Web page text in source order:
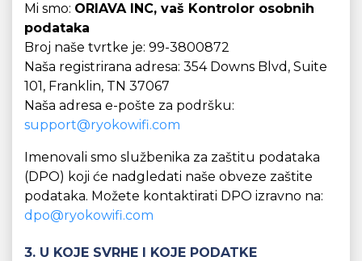
Mi smo: ORIAVA INC, vaš Kontrolor osobnih
podataka
Broj naše tvrtke je: 99-3800872
Naša registrirana adresa: 354 Downs Blvd, Suite
101, Franklin, TN 37067
Naša adresa e-pošte za podršku:
support@ryokowifi.com
Imenovali smo službenika za zaštitu podataka
(DPO) koji će nadgledati naše obveze zaštite
podataka. Možete kontaktirati DPO izravno na:
dpo@ryokowifi.com
3. U KOJE SVRHE I KOJE PODATKE